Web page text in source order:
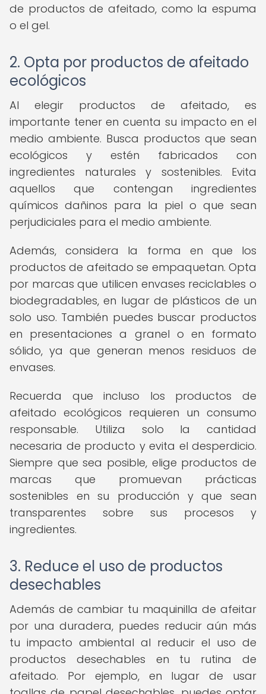
de productos de afeitado, como la espuma
o el gel.
2. Opta por productos de afeitado
ecológicos
Al elegir productos de afeitado, es
importante tener en cuenta su impacto en el
medio ambiente. Busca productos que sean
ecológicos y estén fabricados con
ingredientes naturales y sostenibles. Evita
aquellos que contengan ingredientes
químicos dañinos para la piel o que sean
perjudiciales para el medio ambiente.
Además, considera la forma en que los
productos de afeitado se empaquetan. Opta
por marcas que utilicen envases reciclables o
biodegradables, en lugar de plásticos de un
solo uso. También puedes buscar productos
en presentaciones a granel o en formato
sólido, ya que generan menos residuos de
envases.
Recuerda que incluso los productos de
afeitado ecológicos requieren un consumo
responsable. Utiliza solo la cantidad
necesaria de producto y evita el desperdicio.
Siempre que sea posible, elige productos de
marcas que promuevan prácticas
sostenibles en su producción y que sean
transparentes sobre sus procesos y
ingredientes.
3. Reduce el uso de productos
desechables
Además de cambiar tu maquinilla de afeitar
por una duradera, puedes reducir aún más
tu impacto ambiental al reducir el uso de
productos desechables en tu rutina de
afeitado. Por ejemplo, en lugar de usar